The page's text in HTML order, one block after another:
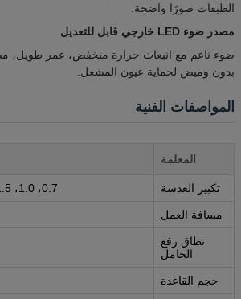
الطبقات صورًا واضحة.
مصدر ضوء LED خارجي قابل للتعديل
ضوء ناعم مع انبعاث حرارة منخفض، عمر طويل،
بدون وميض لحماية عيون المشغل.
المواصفات الفنية
المعلمة
تكبير العدسة 0.7، 1.0، 1.5، 2.0، 3.0، 4.0، 4.5X
مسافة العمل
نطاق رفع
الحامل
حجم القاعدة